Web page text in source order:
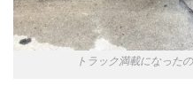
トラック満載になった